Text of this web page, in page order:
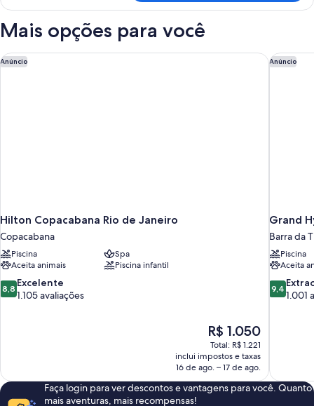
triplo
Mais opções para você
Anúncio
Hilton Copacabana Rio de Janeiro
Copacabana
Piscina
Spa
Aceita animais
Piscina infantil
8.8
de
8,8 Excelente
1.105 avaliações
O
preço
é
de
R$ 1.050
R$ 1.050
Total: R$ 1.221
inclui impostos e taxas
16 de ago. – 17 de ago.
Hilton Copacabana Rio de Janeiro Anúncio
Grand
Barra da
Piscina
Aceita
9.4
de
9,4
1.001
Grand
Faça login para ver descontos e vantagens para você. Quanto
mais aventuras, mais recompensas!